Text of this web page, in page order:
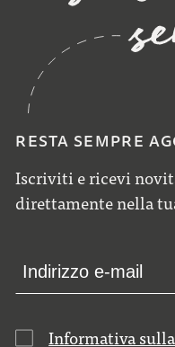
RESTA SEMPRE
Iscriviti e ricevi
direttamente nella
Informativa